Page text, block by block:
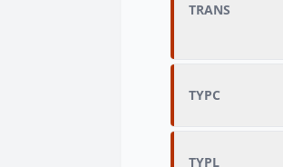
TRANS
TYPC
TYPL